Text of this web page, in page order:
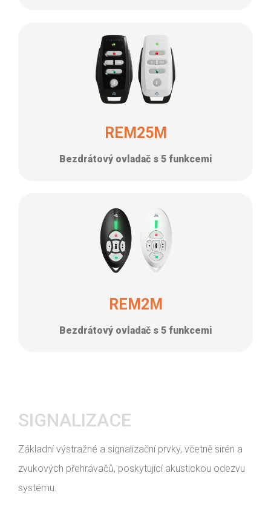
REM25M
Bezdrátový ovladač s 5 funkcemi
REM2M
Bezdrátový ovladač s 5 funkcemi
SIGNALIZACE
Základní výstražné a signalizační prvky, včetně sirén a
zvukových přehrávačů, poskytující akustickou odezvu
systému.